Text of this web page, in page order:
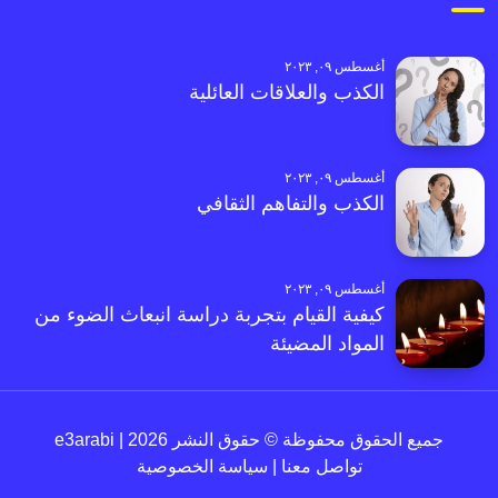
أغسطس ٠٩, ٢٠٢٣
الكذب والعلاقات العائلية
أغسطس ٠٩, ٢٠٢٣
الكذب والتفاهم الثقافي
أغسطس ٠٩, ٢٠٢٣
كيفية القيام بتجربة دراسة انبعاث الضوء من
المواد المضيئة
جميع الحقوق محفوظة © حقوق النشر 2026 | e3arabi
تواصل معنا
سياسة الخصوصية